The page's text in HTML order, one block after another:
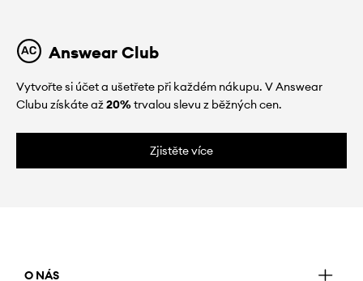
Answear Club
Vytvořte si účet a ušetřete při každém nákupu. V Answear
Clubu získáte až20%trvalou slevu z běžných cen.
Zjistěte více
O NÁS